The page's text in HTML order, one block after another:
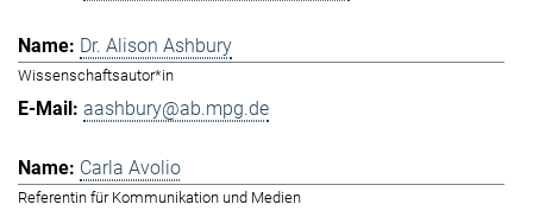
Dr. Alison Ashbury
Wissenschaftsautor*in
aashbury@ab.mpg.de
Carla Avolio
Referentin für Kommunikation und Medien